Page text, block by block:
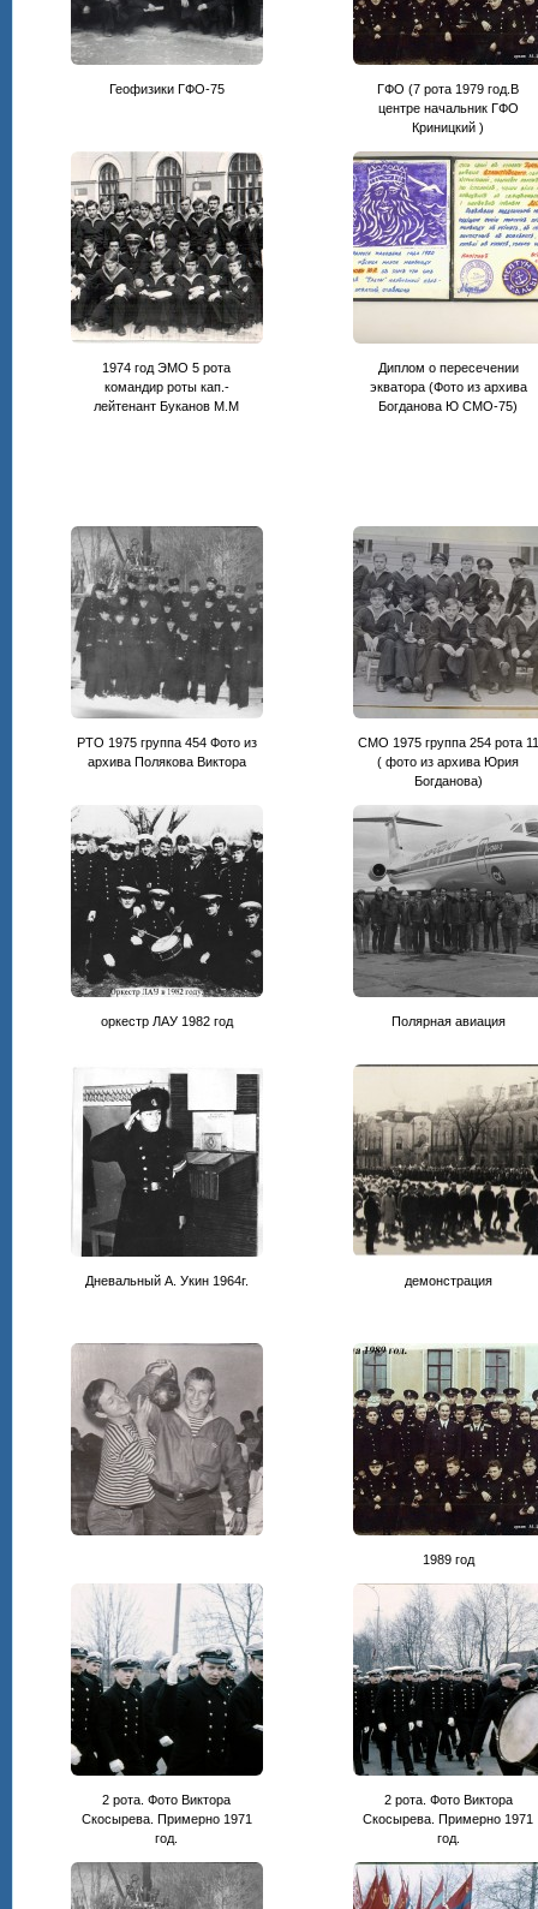
Геофизики ГФО-75
ГФО (7 рота 1979 год.В
центре начальник ГФО
Криницкий )
1974 год ЭМО 5 рота
командир роты кап.-
лейтенант Буканов М.М
Диплом о пересечении
экватора (Фото из архива
Богданова Ю СМО-75)
РТО 1975 группа 454 Фото из
архива Полякова Виктора
СМО 1975 группа 254 рота 11
( фото из архива Юрия
Богданова)
оркестр ЛАУ 1982 год Полярная авиация
Дневальный А. Укин 1964г. демонстрация
1989 год
2 рота. Фото Виктора
Скосырева. Примерно 1971
год.
2 рота. Фото Виктора
Скосырева. Примерно 1971
год.